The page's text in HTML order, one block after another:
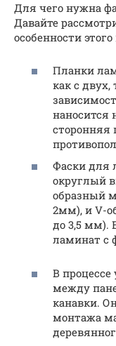
Для чего нужна
Давайте
особенности
Планки
как с двух,
наносится
сторонняя
Фаски для
округлый
образный
2мм), и V-
до 3,5 мм).
ламинат с
В
между
канавки.
монтажа